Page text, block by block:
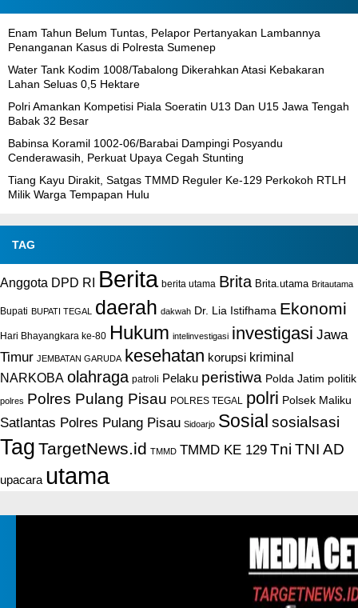
Enam Tahun Belum Tuntas, Pelapor Pertanyakan Lambannya
Penanganan Kasus di Polresta Sumenep
Water Tank Kodim 1008/Tabalong Dikerahkan Atasi Kebakaran
Lahan Seluas 0,5 Hektare
Polri Amankan Kompetisi Piala Soeratin U13 Dan U15 Jawa Tengah
Babak 32 Besar
Babinsa Koramil 1002-06/Barabai Dampingi Posyandu
Cenderawasih, Perkuat Upaya Cegah Stunting
Tiang Kayu Dirakit, Satgas TMMD Reguler Ke-129 Perkokoh RTLH
Milik Warga Tempapan Hulu
TAG
Anggota DPD RI Berita berita utama Brita Brita.utama Britautama
Bupati BUPATI TEGAL daerah dakwah Dr. Lia Istifhama Ekonomi
Hari Bhayangkara ke-80 Hukum intelinvestigasi investigasi Jawa
Timur JEMBATAN GARUDA kesehatan korupsi kriminal
NARKOBA olahraga patroli Pelaku peristiwa Polda Jatim politik
polres Polres Pulang Pisau POLRES TEGAL polri Polsek Maliku
Satlantas Polres Pulang Pisau Sidoarjo Sosial sosialsasi
Tag TargetNews.id TMMD TMMD KE 129 Tni TNI AD
upacara utama